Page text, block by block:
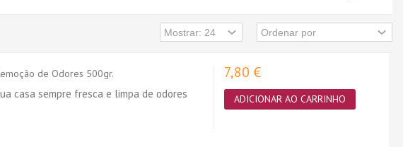
de Odores 500gr.
casa sempre fresca e limpa de odores
7,80 €
ADICIONAR AO CARRINHO